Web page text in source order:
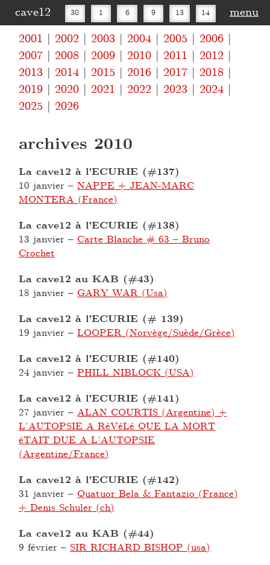
cave12 30 1 6 9 13 14
16 20 27 30
menu
2001
2002 2003 2004 2005
2006
2007
2008 2009 2010 2011
2012
2013
2014 2015 2016 2017
2018
2019
2020 2021 2022 2023
2024
2025
2026
archives 2010
La cave12 à l’ECURIE (#137)
10 janvier –NAPPE + JEAN-MARC
MONTERA (France)
La cave12 à l’ECURIE (#138)
13 janvier – Carte Blanche # 63 – Bruno
Crochet
La cave12 au KAB (#43)
18 janvier – GARY WAR (Usa)
La cave12 à l’ECURIE (# 139)
19 janvier –LOOPER (Norvège/Suède/Grèce)
La cave12 à l’ECURIE (#140)
24 janvier –PHILL NIBLOCK (USA)
La cave12 à l’ECURIE (#141)
27 janvier –ALAN COURTIS (Argentine) +
L’AUTOPSIE A RéVéLé QUE LA MORT
éTAIT DUE A L’AUTOPSIE
(Argentine/France)
La cave12 à l’ECURIE (#142)
31 janvier – Quatuor Bela & Fantazio (France)
+ Denis Schuler (ch)
La cave12 au KAB (#44)
9 février – SIR RICHARD BISHOP (usa)